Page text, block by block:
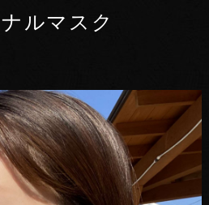
ルマスク